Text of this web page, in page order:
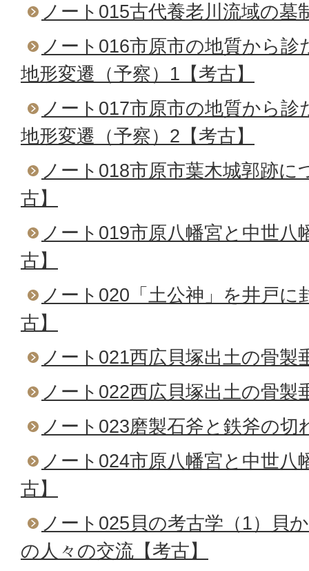
ノート015古代養老川流域の墓
ノート016市原市の地質から
地形変遷（予察）1【考古】
ノート017市原市の地質から
地形変遷（予察）2【考古】
ノート018市原市葉木城郭跡に
古】
ノート019市原八幡宮と中世八
古】
ノート020「土公神」を井戸に
古】
ノート021西広貝塚出土の骨製
ノート022西広貝塚出土の骨製
ノート023磨製石斧と鉄斧の切
ノート024市原八幡宮と中世八
古】
ノート025貝の考古学（1）貝
の人々の交流【考古】